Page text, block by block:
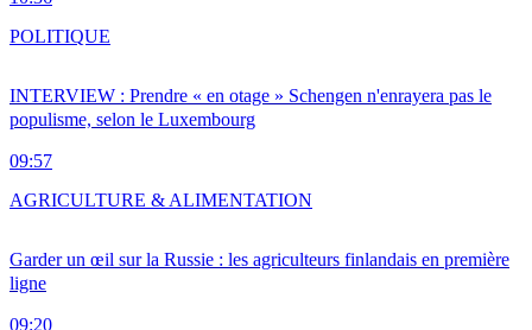
INTERVIEW : Prendre « en otage » Schengen n'enrayera pas le
populisme, selon le Luxembourg
09:57
POLITIQUE
Garder un œil sur la Russie : les agriculteurs finlandais en première
ligne
09:20
AGRICULTURE & ALIMENTATION